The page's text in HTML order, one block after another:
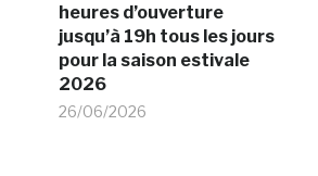
heures d’ouverture
jusqu’à 19h tous les jours
pour la saison estivale
2026
26/06/2026